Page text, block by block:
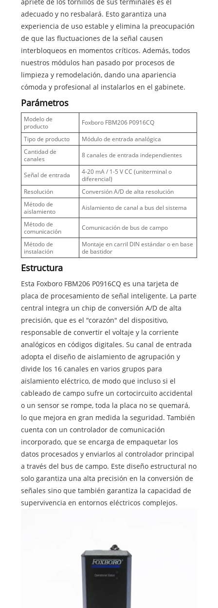
apriete de los tornillos de sus terminales es el
adecuado y no resbalará. Esto garantiza una
experiencia de uso estable y elimina la preocupación
de que las fluctuaciones de la señal causen
interbloqueos en momentos críticos. Además, todos
nuestros módulos han pasado por procesos de
limpieza y remodelación, dando una apariencia
cómoda y profesional al instalarlos en el gabinete.
Parámetros
Modelo de
producto
Foxboro FBM206 P0916CQ
Tipo de producto
Módulo de entrada analógica
Cantidad de
canales
8 canales de entrada independientes
Señal de entrada
4-20 mA / 1-5 V CC (uniterminal o
diferencial)
Resolución
Conversión A/D de alta resolución
Método de
aislamiento
Aislamiento de canal a bus del sistema
Método de
comunicación
Comunicación de bus de campo
Método de
instalación
Montaje en carril DIN estándar o en base
de bastidor
Estructura
Esta Foxboro FBM206 P0916CQ es una tarjeta de
placa de procesamiento de señal inteligente. La parte
central integra un chip de conversión A/D de alta
precisión, que es el "corazón" del dispositivo,
responsable de convertir el voltaje y la corriente
analógicos en códigos digitales. Su canal de entrada
adopta el diseño de aislamiento de agrupación y
divide los 16 canales en varios grupos para
aislamiento eléctrico, de modo que incluso si el
cableado de campo sufre un cortocircuito accidental
o un sensor se rompe, toda la placa no se quemará,
lo que mejora en gran medida la seguridad. También
cuenta con un controlador de comunicación
incorporado, que se encarga de empaquetar los
datos procesados ​​y enviarlos al controlador principal
a través del bus de campo. Este diseño estructural no
solo garantiza una alta precisión en la conversión de
señales sino que también garantiza la capacidad de
supervivencia en entornos eléctricos complejos.